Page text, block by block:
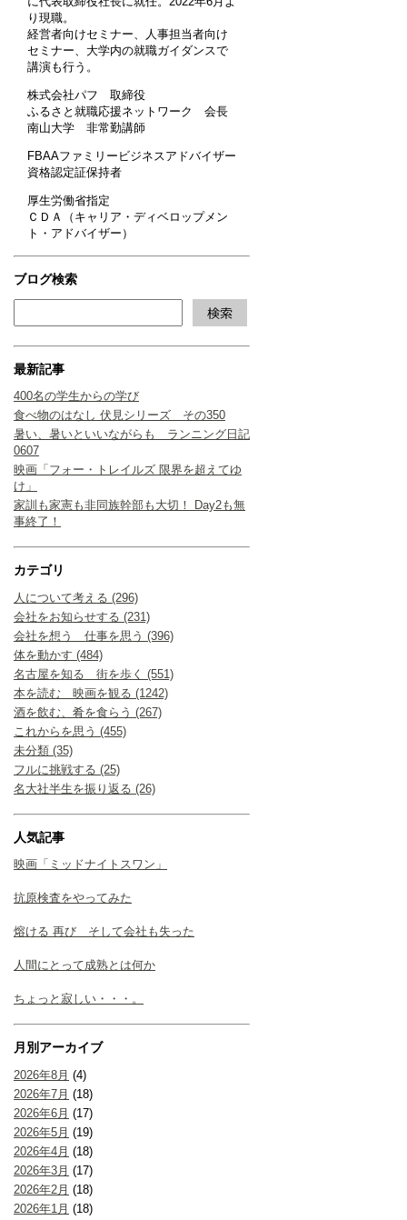
り現職。
経営者向けセミナー、人事担当者向け
セミナー、大学内の就職ガイダンスで
講演も行う。
株式会社パフ 取締役
ふるさと就職応援ネットワーク 会長
南山大学 非常勤講師
FBAAファミリービジネスアドバイザー
資格認定証保持者
厚生労働省指定
ＣＤＡ（キャリア・ディベロップメン
ト・アドバイザー）
ブログ検索
最新記事
400名の学生からの学び
食べ物のはなし 伏見シリーズ その350
暑い、暑いといいながらも ランニング日記
0607
映画「フォー・トレイルズ 限界を超えてゆ
け」
家訓も家憲も非同族幹部も大切！ Day2も無
事終了！
カテゴリ
人について考える (296)
会社をお知らせする (231)
会社を想う 仕事を思う (396)
体を動かす (484)
名古屋を知る 街を歩く (551)
本を読む 映画を観る (1242)
酒を飲む、肴を食らう (267)
これからを思う (455)
未分類 (35)
フルに挑戦する (25)
名大社半生を振り返る (26)
人気記事
映画「ミッドナイトスワン」
抗原検査をやってみた
熔ける 再び そして会社も失った
人間にとって成熟とは何か
ちょっと寂しい・・・。
月別アーカイブ
2026年8月 (4)
2026年7月 (18)
2026年6月 (17)
2026年5月 (19)
2026年4月 (18)
2026年3月 (17)
2026年2月 (18)
2026年1月 (18)